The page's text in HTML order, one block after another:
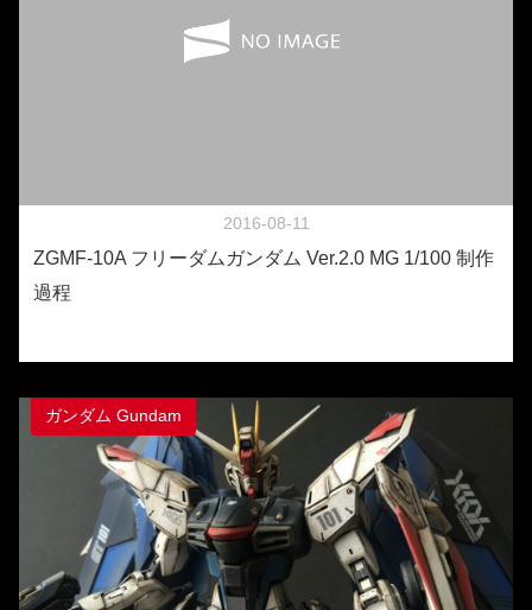
2016-08-11
ZGMF-10A フリーダムガンダム Ver.2.0 MG 1/100 制作
過程
ガンダム Gundam